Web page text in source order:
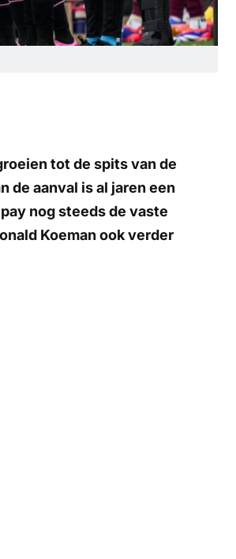
tot de spits van de
de aanval is al jaren een
nog steeds de vaste
Koeman ook verder